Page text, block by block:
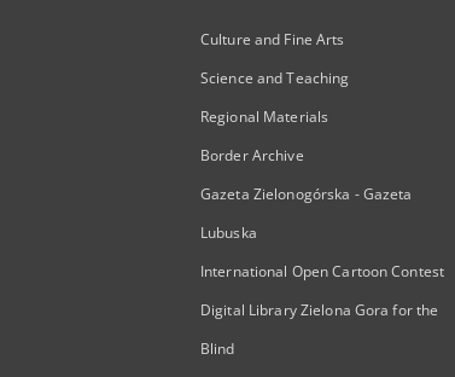
Culture and Fine Arts
Science and Teaching
Regional Materials
Border Archive
Gazeta Zielonogórska - Gazeta
Lubuska
International Open Cartoon Contest
Digital Library Zielona Gora for the
Blind